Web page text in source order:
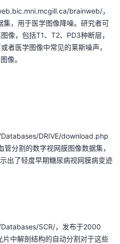
brainweb/，
，用于医学图像降噪。研究者可
像，包括T1、T2、PD3种断层，
者医学图像中常见的莱斯噪声，
像。
DRIVE/download.php
分割的数字视网膜图像数据集，
出了轻度早期糖尿病视网膜病变迹
SCR/，发布于2000
中解剖结构的自动分割对于这些